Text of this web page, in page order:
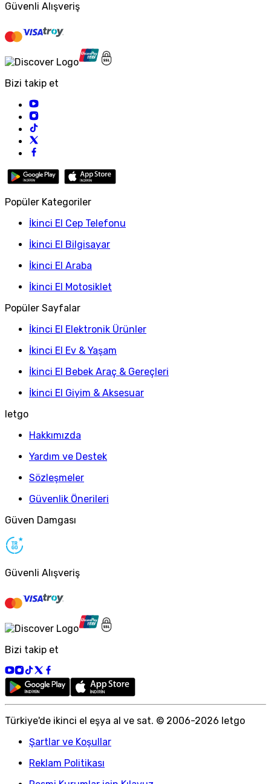
Güvenli Alışveriş
Bizi takip et
Popüler Kategoriler
İkinci El Cep Telefonu
İkinci El Bilgisayar
İkinci El Araba
İkinci El Motosiklet
Popüler Sayfalar
İkinci El Elektronik Ürünler
İkinci El Ev & Yaşam
İkinci El Bebek Araç & Gereçleri
İkinci El Giyim & Aksesuar
letgo
Hakkımızda
Yardım ve Destek
Sözleşmeler
Güvenlik Önerileri
Güven Damgası
Güvenli Alışveriş
Bizi takip et
Türkiye'de ikinci el eşya al ve sat. © 2006-2026 letgo
Şartlar ve Koşullar
Reklam Politikası